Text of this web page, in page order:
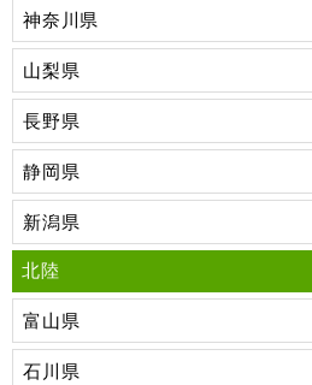
神奈川県
山梨県
長野県
静岡県
新潟県
北陸
富山県
石川県